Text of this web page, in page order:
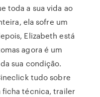
toda a sua vida ao
ela sofre um
Elizabeth está
agora é um
sua condição.
tudo sobre
ficha técnica, trailer